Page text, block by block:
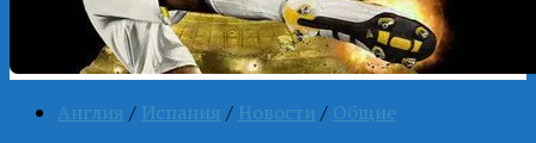
Англия / Испания / Новости / Общие